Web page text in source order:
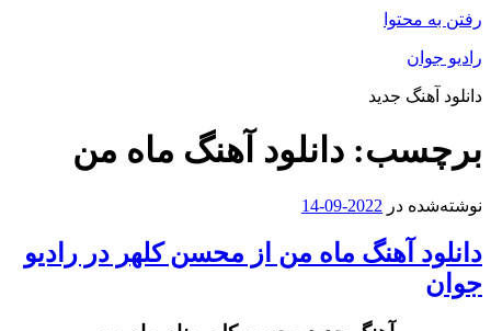
رفتن به محتوا
رادیو جوان
دانلود آهنگ جدید
برچسب: دانلود آهنگ ماه من
نوشته‌شده در 2022-09-14
دانلود آهنگ ماه من از محسن کلهر در رادیو
جوان